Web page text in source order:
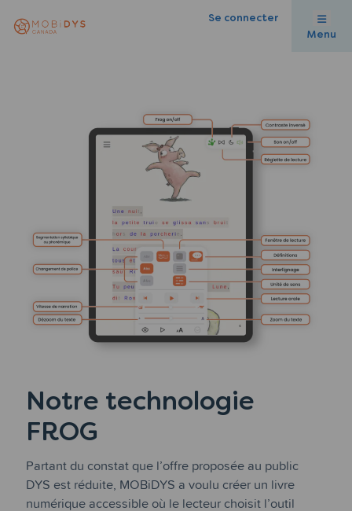
Se connecter
Menu
Notre technologie
FROG
Partant du constat que l’offre proposée au public
DYS est réduite, MOBiDYS a voulu créer un livre
numérique accessible où le lecteur choisit l’outil